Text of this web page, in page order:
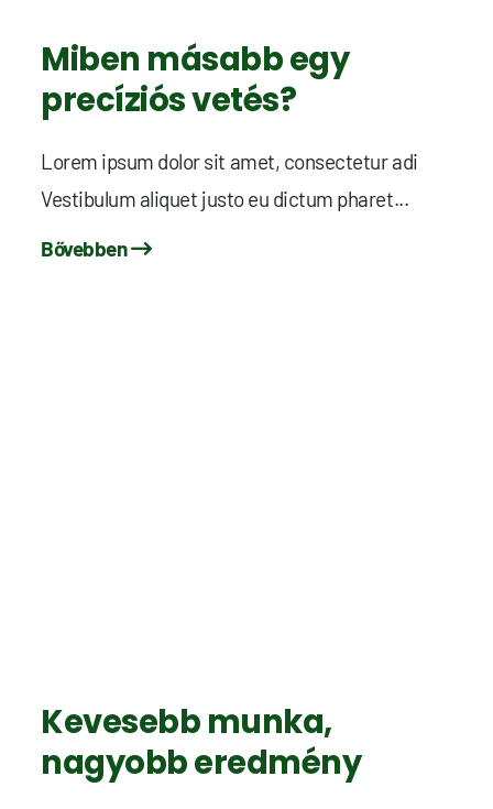
Miben másabb egy
precíziós vetés?
Lorem ipsum dolor sit amet, consectetur adi
Vestibulum aliquet justo eu dictum pharet...
Bővebben
Kevesebb munka,
nagyobb eredmény